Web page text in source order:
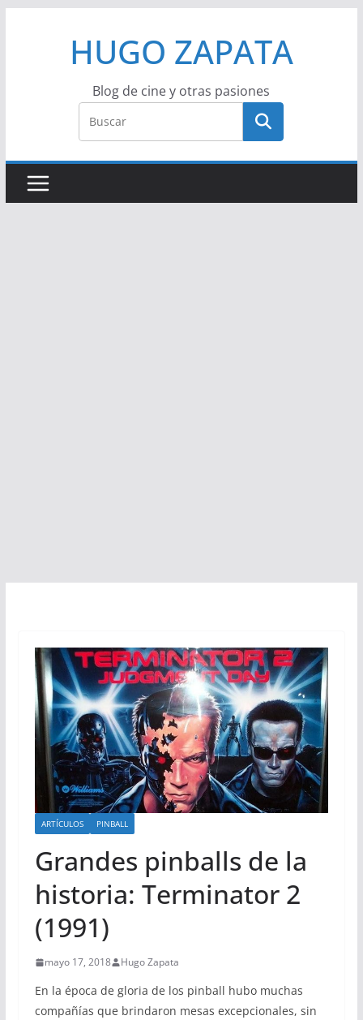
HUGO ZAPATA
Blog de cine y otras pasiones
ARTÍCULOS PINBALL
Grandes pinballs de la
historia: Terminator 2
(1991)
mayo 17, 2018 Hugo Zapata
En la época de gloria de los pinball hubo muchas
compañías que brindaron mesas excepcionales, sin